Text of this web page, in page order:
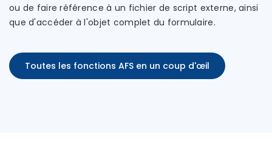
ou de faire référence à un fichier de script externe, ainsi
que d'accéder à l'objet complet du formulaire.
Toutes les fonctions AFS en un coup d'œil